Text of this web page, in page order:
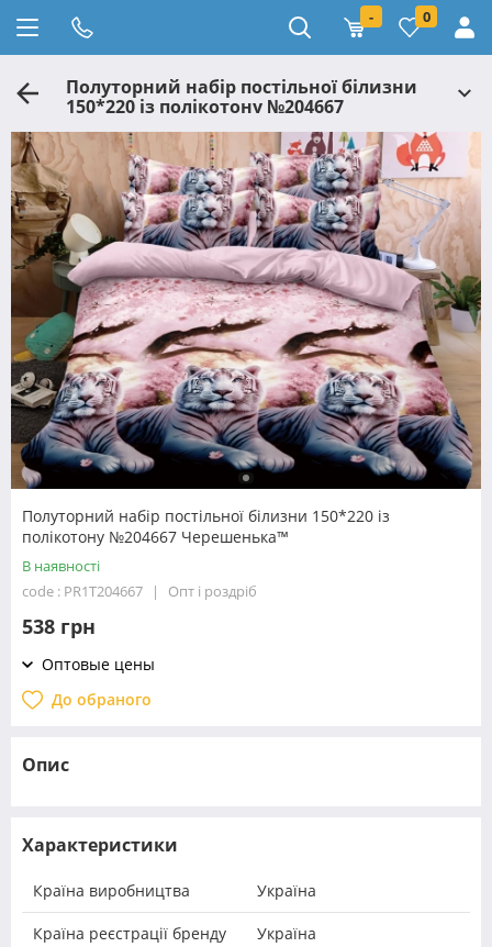
- 0
Полуторний набір постільної білизни
150*220 із полікотону №204667
Черешенька™
Полуторний набір постільної білизни 150*220 із
полікотону №204667 Черешенька™
В наявності
code : PR1T204667
Опт і роздріб
538 грн
Оптовые цены
До обраного
Опис
Характеристики
Країна виробництва Україна
Країна реєстрації бренду Україна